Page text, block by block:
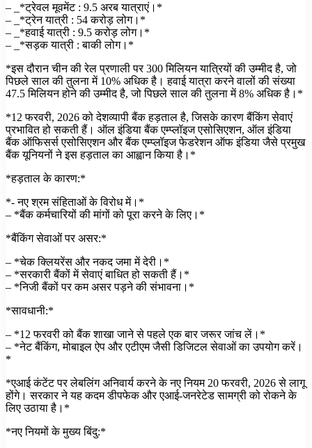
– _*ट्रेवल मूवमेंट : 9.5 अरब यात्राएं।*
– _*ट्रेन यात्री : 54 करोड़ लोग।*
– _*हवाई यात्री : 9.5 करोड़ लोग।*
– _*सड़क यात्री : बाकी लोग।*
*इस दौरान चीन की रेल प्रणाली पर 300 मिलियन यात्रियों की उम्मीद है, जो
पिछले साल की तुलना में 10% अधिक है। हवाई यात्रा करने वालों की संख्या
47.5 मिलियन होने की उम्मीद है, जो पिछले साल की तुलना में 8% अधिक है।*
*12 फरवरी, 2026 को देशव्यापी बैंक हड़ताल है, जिसके कारण बैंकिंग सेवाएं
प्रभावित हो सकती हैं। ऑल इंडिया बैंक एम्प्लॉइज एसोसिएशन, ऑल इंडिया
बैंक ऑफिसर्स एसोसिएशन और बैंक एम्प्लॉइज फेडरेशन ऑफ इंडिया जैसे प्रमुख
बैंक यूनियनों ने इस हड़ताल का आह्वान किया है।*
*हड़ताल के कारण:*
*- नए श्रम संहिताओं के विरोध में।*
– *बैंक कर्मचारियों की मांगों को पूरा करने के लिए।*
*बैंकिंग सेवाओं पर असर:*
– *चेक क्लियरेंस और नकद जमा में देरी।*
– *सरकारी बैंकों में सेवाएं बाधित हो सकती हैं।*
– *निजी बैंकों पर कम असर पड़ने की संभावना।*
*सावधानी:*
– *12 फरवरी को बैंक शाखा जाने से पहले एक बार जरूर जांच लें।*
– *नेट बैंकिंग, मोबाइल ऐप और एटीएम जैसी डिजिटल सेवाओं का उपयोग करें।
*
*एआई कंटेंट पर लेबलिंग अनिवार्य करने के नए नियम 20 फरवरी, 2026 से लागू
होंगे। सरकार ने यह कदम डीपफेक और एआई-जनरेटेड सामग्री को रोकने के
लिए उठाया है।*
*नए नियमों के मुख्य बिंदु:*